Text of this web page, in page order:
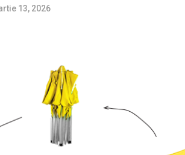
13, 2026